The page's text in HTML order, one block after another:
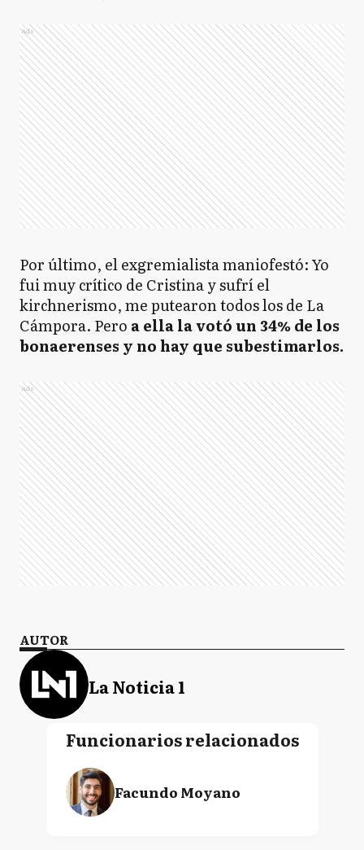
Ads
Por último, el exgremialista maniofestó: Yo
fui muy crítico de Cristina y sufrí el
kirchnerismo, me putearon todos los de La
Cámpora. Pero a ella la votó un 34% de los
bonaerenses y no hay que subestimarlos.
Ads
AUTOR
La Noticia 1
Funcionarios relacionados
Facundo Moyano